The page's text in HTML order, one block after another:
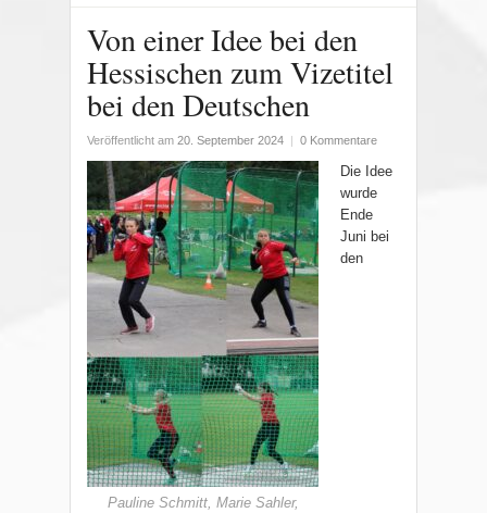
Von einer Idee bei den
Hessischen zum Vizetitel
bei den Deutschen
Veröffentlicht am 20. September 2024 0 Kommentare
Pauline Schmitt, Marie Sahler,
Die Idee
wurde
Ende
Juni bei
den